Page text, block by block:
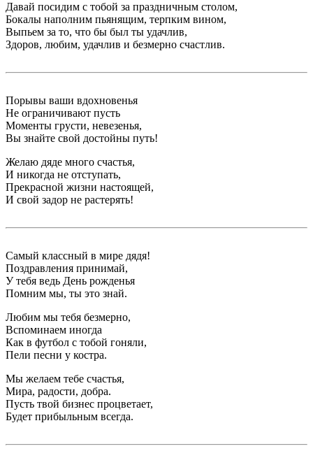
Давай посидим с тобой за праздничным столом,
Бокалы наполним пьянящим, терпким вином,
Выпьем за то, что бы был ты удачлив,
Здоров, любим, удачлив и безмерно счастлив.
Порывы ваши вдохновенья
Не ограничивают пусть
Моменты грусти, невезенья,
Вы знайте свой достойны путь!
Желаю дяде много счастья,
И никогда не отступать,
Прекрасной жизни настоящей,
И свой задор не растерять!
Самый классный в мире дядя!
Поздравления принимай,
У тебя ведь День рожденья
Помним мы, ты это знай.
Любим мы тебя безмерно,
Вспоминаем иногда
Как в футбол с тобой гоняли,
Пели песни у костра.
Мы желаем тебе счастья,
Мира, радости, добра.
Пусть твой бизнес процветает,
Будет прибыльным всегда.